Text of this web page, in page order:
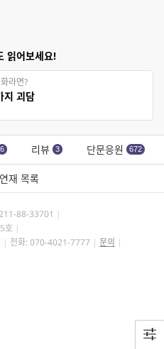
읽어보세요!
라면?
지 괴담
6 리뷰 3 단문응원 672
재 목록
88-33701
호
전화: 070-4021-7777
문의